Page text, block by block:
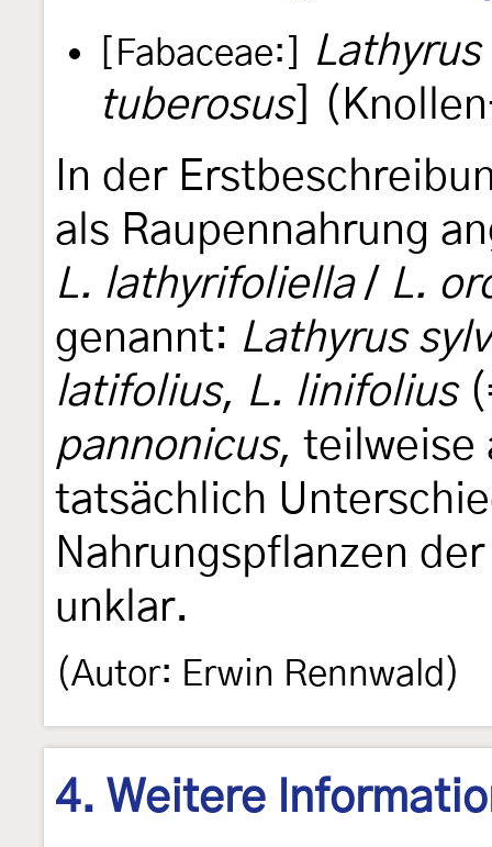
[Fabaceae:]
tuberosus]
In der
als Raupennahrung
L. lathyrifoliella/ L.
genannt: Lathyrus
latifolius, L. linifolius
pannonicus, teilweise
tatsächlich
Nahrungspflanzen
unklar.
(Autor: Erwin Rennwald)
4. Weitere